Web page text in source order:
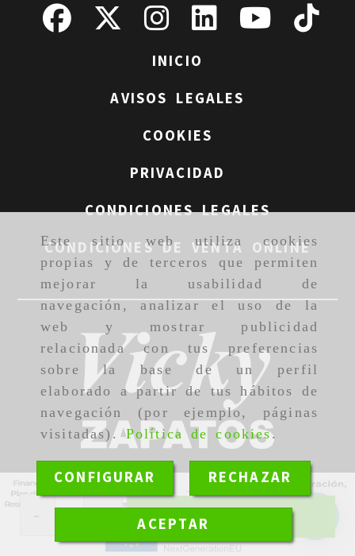
Este sitio web utiliza cookies
propias y de terceros que permiten
mejorar la usabilidad de
navegación, analizar el uso de la
web y mostrar publicidad
relacionada con tus preferencias
sobre la base de un perfil
elaborado a partir de tus hábitos de
navegación (por ejemplo, páginas
visitadas).Política de cookies.
CONFIGURAR RECHAZAR
ACEPTAR
+
INICIO
AVISOS LEGALES
COOKIES
PRIVACIDAD
CONDICIONES LEGALES
CONDICIONES DE VENTA ONLINE